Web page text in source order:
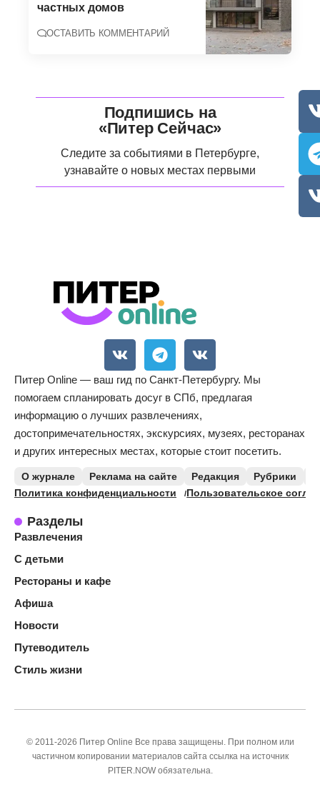
частных домов
ОСТАВИТЬ КОММЕНТАРИЙ
Подпишись на
«Питер Сейчас»
Следите за событиями в Петербурге,
узнавайте о новых местах первыми
Питер Online — ваш гид по Санкт-Петербургу. Мы
помогаем спланировать досуг в СПб, предлагая
информацию о лучших развлечениях,
достопримечательностях, экскурсиях, музеях, ресторанах
и других интересных местах, которые стоит посетить.
О журнале Реклама на сайте Редакция Рубрики
Политика конфиденциальности
Пользовательское
Разделы
Развлечения
С детьми
Рестораны и кафе
Афиша
Новости
Путеводитель
Стиль жизни
© 2011-2026 Питер Online Все права защищены. При полном или
частичном копировании материалов сайта ссылка на источник
PITER.NOW обязательна.